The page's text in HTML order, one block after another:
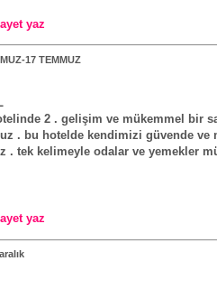
yaz
17 TEMMUZ
2 . gelişim ve mükemmel bir
. bu hotelde kendimizi güvende ve
. tek kelimeyle odalar ve yemekler
yaz